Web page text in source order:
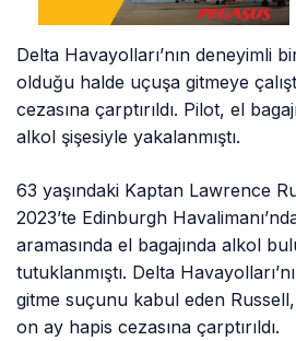
Delta Havayolları’nın deneyimli
olduğu halde uçuşa gitmeye
cezasına çarptırıldı. Pilot, el
alkol şişesiyle yakalanmıştı.
63 yaşındaki Kaptan Lawrence
2023’te Edinburgh
aramasında el bagajında alkol
tutuklanmıştı. Delta
gitme suçunu kabul eden
on ay hapis cezasına çarptırıldı.